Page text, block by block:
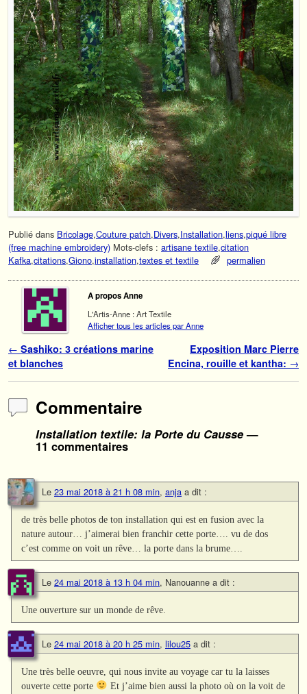
Publié dans Bricolage,Couture patch,Divers,Installation,liens,piqué libre
(free machine embroidery) Mots-clefs : artisane textile,citation
Kafka,citations,Giono,installation,textes et textile permalien
A propos Anne
L'Artis-Anne : Art Textile
Afficher tous les articles par Anne
Navigation des articles
← Sashiko: 3 créations marine
et blanches
Exposition Marc Pierre
Encina, rouille et kantha: →
Commentaire
Installation textile: la Porte du Causse—
11 commentaires
Le 23 mai 2018 à 21 h 08 min, anja a dit :
de très belle photos de ton installation qui est en fusion avec la
nature autour… j’aimerai bien franchir cette porte…. vu de dos
c’est comme on voit un rêve… la porte dans la brume….
Le 24 mai 2018 à 13 h 04 min, Nanouanne a dit :
Une ouverture sur un monde de rêve.
Le 24 mai 2018 à 20 h 25 min, lilou25 a dit :
Une très belle oeuvre, qui nous invite au voyage car tu la laisses
ouverte cette porte
Et j’aime bien aussi la photo où on la voit de